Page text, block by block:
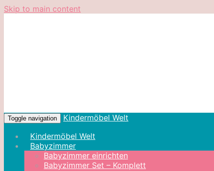
Skip to main content
Toggle navigation
Kindermöbel Welt
Kindermöbel Welt
Babyzimmer
Babyzimmer einrichten
Babyzimmer Set – Komplett